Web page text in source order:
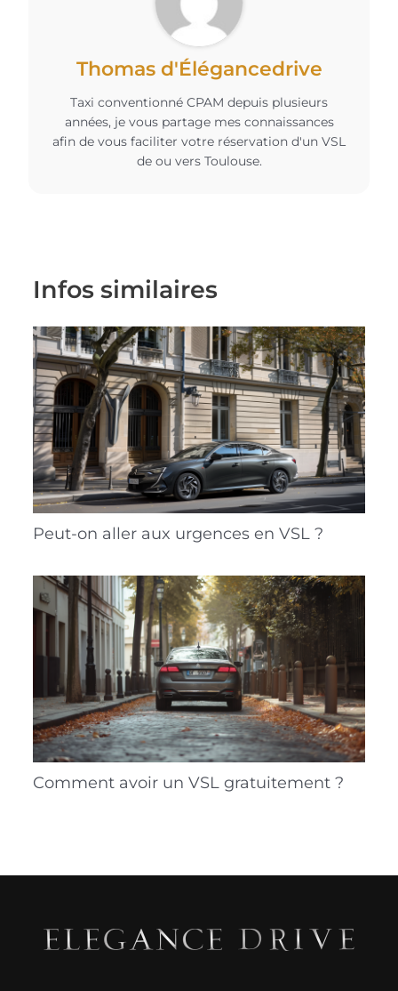
Thomas d'Élégancedrive
Taxi conventionné CPAM depuis plusieurs
années, je vous partage mes connaissances
afin de vous faciliter votre réservation d'un VSL
de ou vers Toulouse.
Infos similaires
Peut-on aller aux urgences en VSL ?
Comment avoir un VSL gratuitement ?